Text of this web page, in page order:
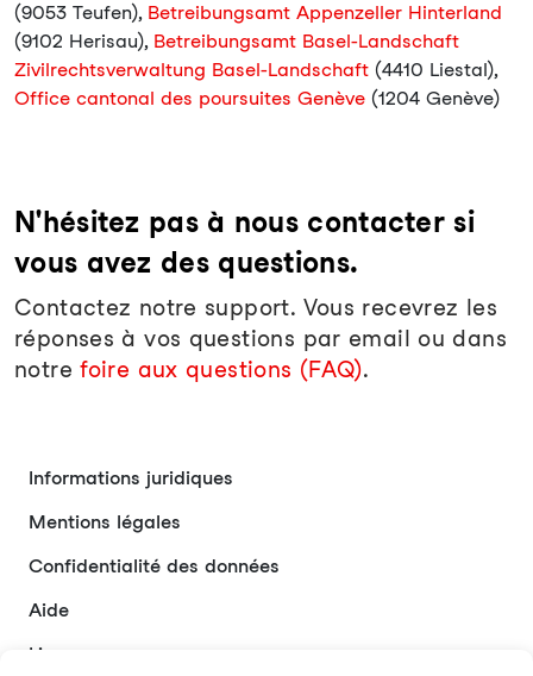
(9053 Teufen), Betreibungsamt Appenzeller Hinterland
(9102 Herisau), Betreibungsamt Basel-Landschaft
Zivilrechtsverwaltung Basel-Landschaft (4410 Liestal),
Office cantonal des poursuites Genève (1204 Genève)
N'hésitez pas à nous contacter si
vous avez des questions.
Contactez notre support. Vous recevrez les
réponses à vos questions par email ou dans
notrefoire aux questions (FAQ).
Informations juridiques
Mentions légales
Confidentialité des données
Aide
Liens